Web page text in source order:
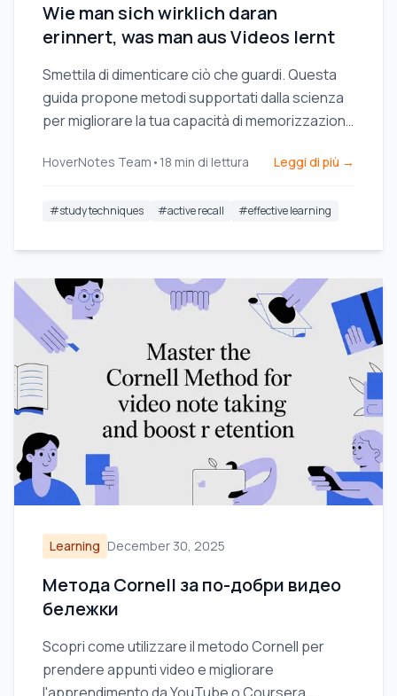
Wie man sich wirklich daran
erinnert, was man aus Videos lernt
Smettila di dimenticare ciò che guardi. Questa
guida propone metodi supportati dalla scienza
per migliorare la tua capacità di memorizzazione
richiamo attivo e tecniche di presa di appunti più
HoverNotes Team • 18 min di lettura Leggi di più →
#study techniques #active recall #effective learning
Learning December 30, 2025
Метода Cornell за по-добри видео
бележки
Scopri come utilizzare il metodo Cornell per
prendere appunti video e migliorare